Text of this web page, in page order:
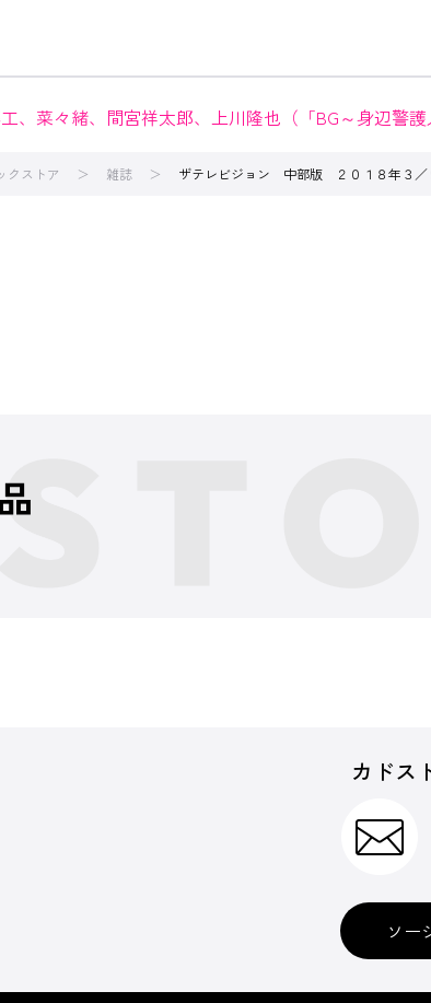
、菜々緒、間宮祥太郎、上川隆也（「BG～身辺警護
クストア 雑誌 ザテレビジョン 中部版 ２０１８年３／
カドス
ソー